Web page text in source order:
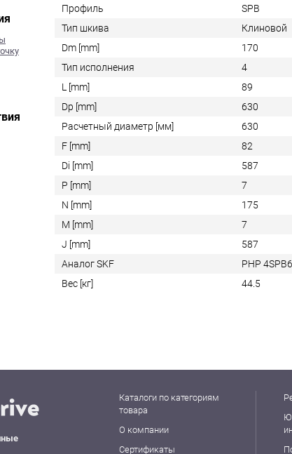
Профиль
SPB
Тип шкива
Клиновой
Dm [mm]
170
Тип исполнения
4
L [mm]
89
Dp [mm]
630
Расчетный диаметр [мм]
630
F [mm]
82
Di [mm]
587
P [mm]
7
N [mm]
175
M [mm]
7
J [mm]
587
Аналог SKF
PHP
Вес [кг]
44.5
Каталоги по категориям
товара
О компании
Сертификаты